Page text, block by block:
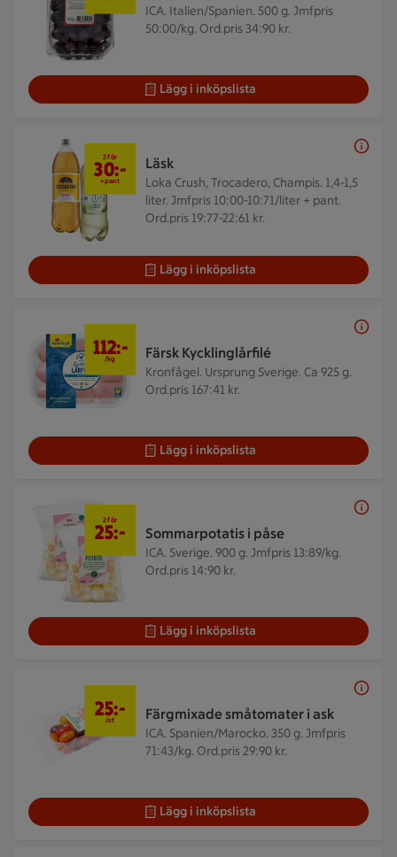
ICA. Italien/Spanien. 500 g. Jmfpris
50:00/kg. Ord.pris 34:90 kr.
Lägg i inköpslista
Läsk
Loka Crush, Trocadero, Champis. 1,4-1,5
liter. Jmfpris 10:00-10:71/liter + pant.
Ord.pris 19:77-22:61 kr.
2 för 30 kr
2 för
30:-
+pant
Lägg i inköpslista
Färsk Kycklinglårfilé
Kronfågel. Ursprung Sverige. Ca 925 g.
Ord.pris 167:41 kr.
112:-
/kg
Lägg i inköpslista
Sommarpotatis i påse
ICA. Sverige. 900 g. Jmfpris 13:89/kg.
Ord.pris 14:90 kr.
2 för
25:-
Lägg i inköpslista
Färgmixade småtomater i ask
ICA. Spanien/Marocko. 350 g. Jmfpris
71:43/kg. Ord.pris 29:90 kr.
25:-
/st
Lägg i inköpslista